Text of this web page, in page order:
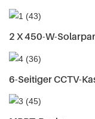
2 X 450-W-
6-Seitiger CCTV-